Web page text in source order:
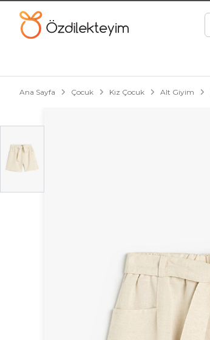
Ana Sayfa Çocuk Kız Çocuk Alt Giyim